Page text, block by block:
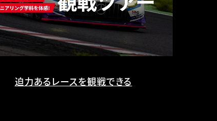
迫力あるレースを観戦できる